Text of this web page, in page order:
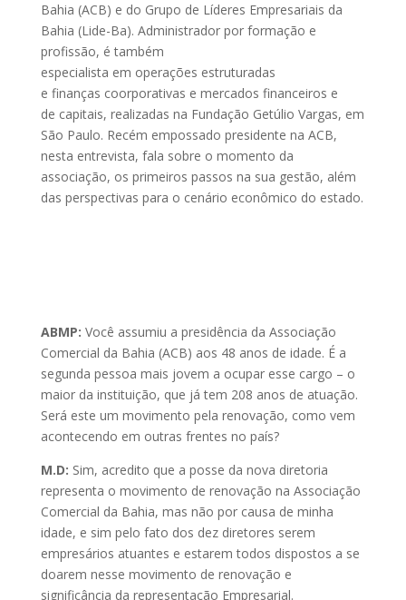
Bahia (ACB) e do Grupo de Líderes Empresariais da
Bahia (Lide-Ba). Administrador por formação e
profissão, é também
especialista em operações estruturadas
e finanças coorporativas e mercados financeiros e
de capitais, realizadas na Fundação Getúlio Vargas, em
São Paulo. Recém empossado presidente na ACB,
nesta entrevista, fala sobre o momento da
associação, os primeiros passos na sua gestão, além
das perspectivas para o cenário econômico do estado.
ABMP: Você assumiu a presidência da Associação
Comercial da Bahia (ACB) aos 48 anos de idade. É a
segunda pessoa mais jovem a ocupar esse cargo – o
maior da instituição, que já tem 208 anos de atuação.
Será este um movimento pela renovação, como vem
acontecendo em outras frentes no país?
M.D: Sim, acredito que a posse da nova diretoria
representa o movimento de renovação na Associação
Comercial da Bahia, mas não por causa de minha
idade, e sim pelo fato dos dez diretores serem
empresários atuantes e estarem todos dispostos a se
doarem nesse movimento de renovação e
significância da representação Empresarial.